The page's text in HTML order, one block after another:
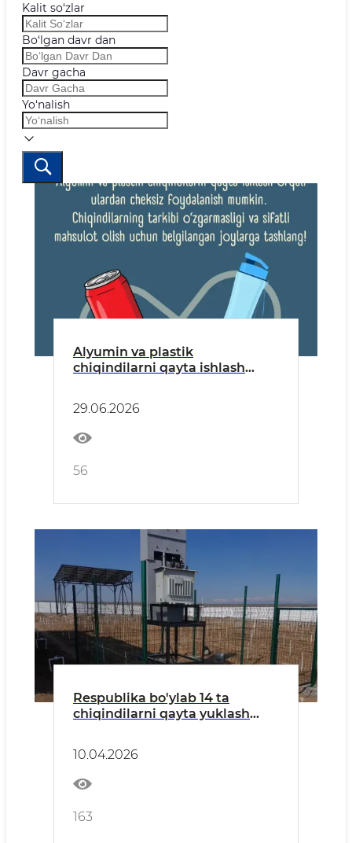
Kalit so‘zlar
Bo‘lgan davr dan
Davr gacha
Yo‘nalish
Alyumin va plastik
chiqindilarni qayta ishlash
29.06.2026
56
Respublika bo'ylab 14 ta
chiqindilarni qayta yuklash
10.04.2026
163